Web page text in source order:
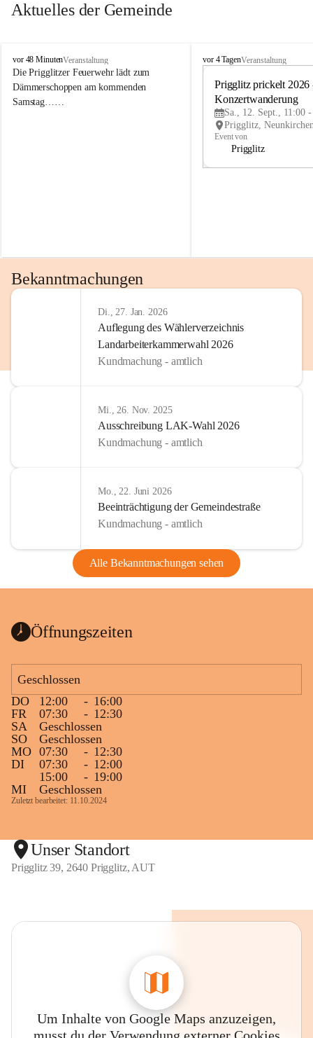
Aktuelles der Gemeinde
P
r
i
g
vor 48 MinutenVeranstaltung
Die Prigglitzer Feuerwehr lädt zum
Dämmerschoppen am kommenden
Samstag……
P
vor 4 TagenVeranstaltung
Prigglitz prickelt 2026
Konzertwanderung
Sa., 12. Sept., 11:00
Event von
Prigglitz
Bekanntmachungen
Di., 27. Jan. 2026
Auflegung des Wählerverzeichnis
Landarbeiterkammerwahl 2026
Kundmachung - amtlich
Mi., 26. Nov. 2025
Ausschreibung LAK-Wahl 2026
Kundmachung - amtlich
Mo., 22. Juni 2026
Beeinträchtigung der Gemeindestraße
Kundmachung - amtlich
Alle Bekanntmachungen sehen
Öffnungszeiten
Geschlossen
DO
12:00 - 16:00
FR
07:30 - 12:30
SA
Geschlossen
SO
Geschlossen
MO 07:30 - 12:30
DI
07:30 - 12:00
15:00
- 19:00
MI
Geschlossen
Zuletzt bearbeitet: 11.10.2024
Unser Standort
Prigglitz 39, 2640 Prigglitz, AUT
Um Inhalte von Google Maps anzuzeigen,